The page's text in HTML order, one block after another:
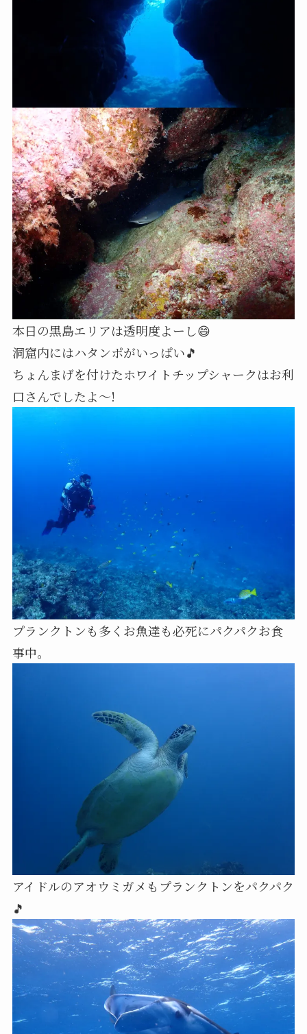
本日の黒島エリアは透明度よーし😄
洞窟内にはハタンポがいっぱい🎵
ちょんまげを付けたホワイトチップシャークはお利
口さんでしたよ～!
プランクトンも多くお魚達も必死にパクパクお食
事中。
アイドルのアオウミガメもプランクトンをパクパク
🎵